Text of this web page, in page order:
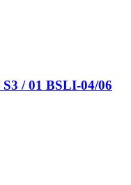
/ 01 BSLI-04/06